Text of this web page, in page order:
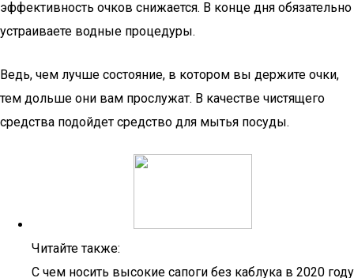
эффективность очков снижается. В конце дня обязательно
устраиваете водные процедуры.
Ведь, чем лучше состояние, в котором вы держите очки,
тем дольше они вам прослужат. В качестве чистящего
средства подойдет средство для мытья посуды.
Читайте также:
С чем носить высокие сапоги без каблука в 2020 году